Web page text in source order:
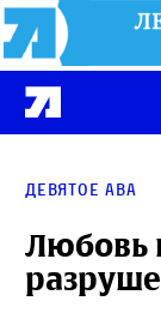
Девятое ава
Любовь